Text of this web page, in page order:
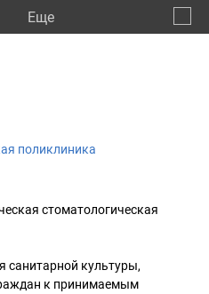
Eще
поликлиника
стоматологическая
санитарной культуры,
к принимаемым